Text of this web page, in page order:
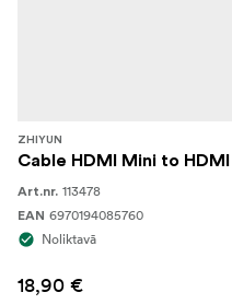
ZHIYUN
Cable HDMI Mini to HDMI
Art.nr. 113478
EAN 6970194085760
Noliktavā
18,90 €